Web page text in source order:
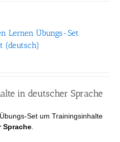
Lernen Übungs-Set
(deutsch)
in deutscher Sprache
Set um Trainingsinhalte
Sprache